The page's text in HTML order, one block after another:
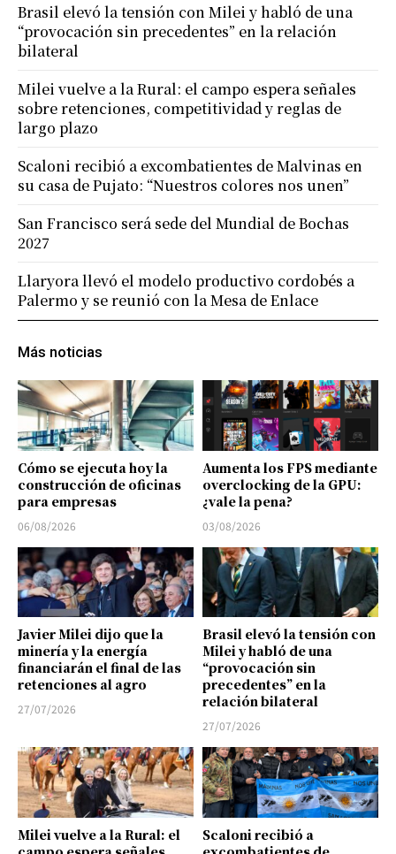
Más noticias
Cómo se ejecuta hoy la
construcción de oficinas
para empresas
06/08/2026
Aumenta los FPS mediante
overclocking de la GPU:
¿vale la pena?
03/08/2026
Javier Milei dijo que la
minería y la energía
financiarán el final de las
retenciones al agro
27/07/2026
Brasil elevó la tensión con
Milei y habló de una
“provocación sin
precedentes” en la
relación bilateral
27/07/2026
Milei vuelve a la Rural: el
Scaloni recibió a
Brasil elevó la tensión con Milei y habló de una
“provocación sin precedentes” en la relación
bilateral
Milei vuelve a la Rural: el campo espera señales
sobre retenciones, competitividad y reglas de
largo plazo
Scaloni recibió a excombatientes de Malvinas en
su casa de Pujato: “Nuestros colores nos unen”
San Francisco será sede del Mundial de Bochas
2027
Llaryora llevó el modelo productivo cordobés a
Palermo y se reunió con la Mesa de Enlace